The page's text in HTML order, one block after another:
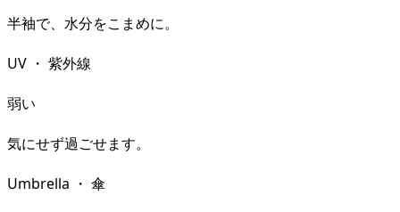
半袖で、水分をこまめに。
UV ・ 紫外線
弱い
気にせず過ごせます。
Umbrella ・ 傘